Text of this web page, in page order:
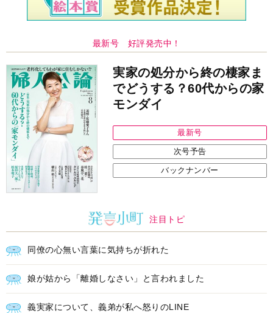
最新号 好評発売中！
実家の処分から終の棲家ま
でどうする？60代からの家
モンダイ
最新号
次号予告
バックナンバー
注目トピ
同僚の心無い言葉に気持ちが折れた
娘が姑から「離婚しなさい」と言われました
義実家について、義弟が私へ怒りのLINE